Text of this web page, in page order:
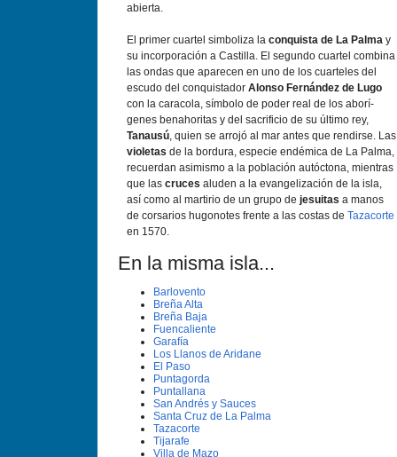
abierta.
El primer cuartel simboliza la conquista de La Palma y
su incorporación a Castilla. El segundo cuartel combina
las ondas que aparecen en uno de los cuarteles del
escudo del conquistador Alonso Fernández de Lugo
con la caracola, sí­mbolo de poder real de los aborí­
genes benahoritas y del sacrificio de su último rey,
Tanausú, quien se arrojó al mar antes que rendirse. Las
violetas de la bordura, especie endémica de La Palma,
recuerdan asimismo a la población autóctona, mientras
que las cruces aluden a la evangelización de la isla,
así­ como al martirio de un grupo de jesuitas a manos
de corsarios hugonotes frente a las costas de Tazacorte
en 1570.
En la misma isla...
Barlovento
Breña Alta
Breña Baja
Fuencaliente
Garafí­a
Los Llanos de Aridane
El Paso
Puntagorda
Puntallana
San Andrés y Sauces
Santa Cruz de La Palma
Tazacorte
Tijarafe
Villa de Mazo